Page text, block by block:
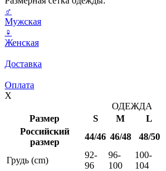
♂
Мужская
♀
Женская
Доставка
Оплата
X
ОДЕЖДА
Размер
S M L
Российский
размер
44/46 46/48 48/50
Грудь (cm)
92-
96
96-
100
100-
104